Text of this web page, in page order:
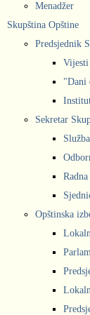
Menadžer
Skupština Opštine
Predsjednik
Vijesti
"Dani
Sekretar
Opštinska